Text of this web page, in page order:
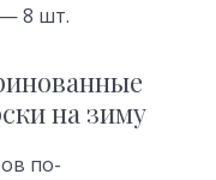
8 шт.
на зиму
по-